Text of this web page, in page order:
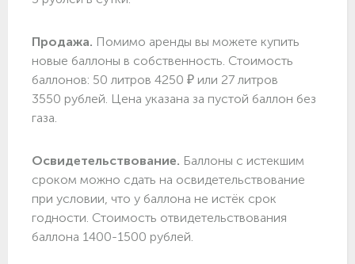
Продажа. Помимо аренды вы можете купить
новые баллоны в собственность. Стоимость
баллонов: 50 литров 4250 ₽ или 27 литров
3550 рублей. Цена указана за пустой баллон без
газа.
Освидетельствование. Баллоны с истекшим
сроком можно сдать на освидетельствование
при условии, что у баллона не истёк срок
годности. Стоимость отвидетельствования
баллона 1400-1500 рублей.